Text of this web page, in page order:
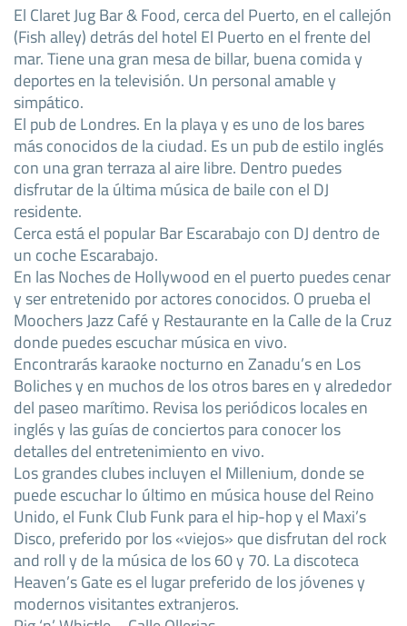
El Claret Jug Bar & Food, cerca del Puerto, en el callejón
(Fish alley) detrás del hotel El Puerto en el frente del
mar. Tiene una gran mesa de billar, buena comida y
deportes en la televisión. Un personal amable y
simpático.
El pub de Londres. En la playa y es uno de los bares
más conocidos de la ciudad. Es un pub de estilo inglés
con una gran terraza al aire libre. Dentro puedes
disfrutar de la última música de baile con el DJ
residente.
Cerca está el popular Bar Escarabajo con DJ dentro de
un coche Escarabajo.
En las Noches de Hollywood en el puerto puedes cenar
y ser entretenido por actores conocidos. O prueba el
Moochers Jazz Café y Restaurante en la Calle de la Cruz
donde puedes escuchar música en vivo.
Encontrarás karaoke nocturno en Zanadu’s en Los
Boliches y en muchos de los otros bares en y alrededor
del paseo marítimo. Revisa los periódicos locales en
inglés y las guías de conciertos para conocer los
detalles del entretenimiento en vivo.
Los grandes clubes incluyen el Millenium, donde se
puede escuchar lo último en música house del Reino
Unido, el Funk Club Funk para el hip-hop y el Maxi’s
Disco, preferido por los «viejos» que disfrutan del rock
and roll y de la música de los 60 y 70. La discoteca
Heaven’s Gate es el lugar preferido de los jóvenes y
modernos visitantes extranjeros.